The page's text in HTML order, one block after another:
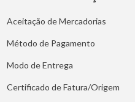
Aceitação de Mercadorias
Método de Pagamento
Modo de Entrega
Certificado de Fatura/Origem